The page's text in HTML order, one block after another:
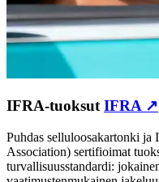
IFRA-tuoksut IFRA ↗
Puhdas selluloosakartonki
Association) sertifioimat
turvallisuusstandardi: